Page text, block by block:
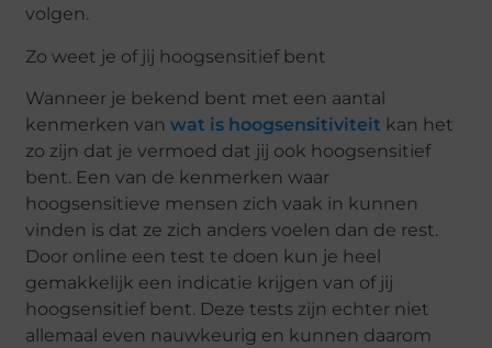
volgen.
Zo weet je of jij hoogsensitief bent
Wanneer je bekend bent met een aantal
kenmerken vanwat is hoogsensitiviteit kan het
zo zijn dat je vermoed dat jij ook hoogsensitief
bent. Een van de kenmerken waar
hoogsensitieve mensen zich vaak in kunnen
vind en is dat ze zich anders voelen dan de rest.
Door online een test te doen kun je heel
gemakkelijk een indicatie krijgen van of jij
hoogsensitief bent. Deze tests zijn echter niet
allemaal even nauwkeurig en kunnen daarom